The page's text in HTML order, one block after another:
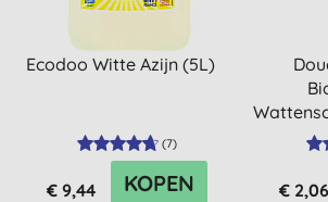
Ecodoo Witte Azijn (5L)
(7)
€ 9,44 KOPEN € 2,06